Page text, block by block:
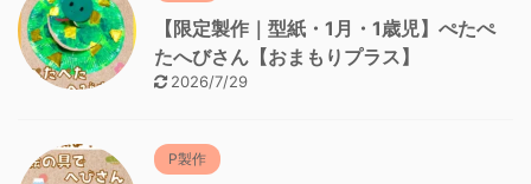
【限定製作｜型紙・1月・1歳児】ぺたぺ
たへびさん【おまもりプラス】
2026/7/29
P製作